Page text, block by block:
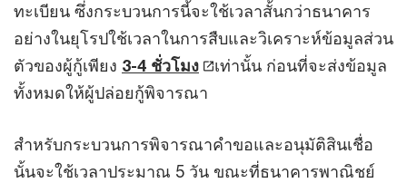
ทะเบียน ซึ่งกระบวนการนี้จะใช้เวลาสั้นกว่าธนาคาร
อย่างในยุโรปใช้เวลาในการสืบและวิเคราะห์ข้อมูลส่วน
ตัวของผู้กู้เพียง 3-4 ชั่วโมง
เท่านั้น ก่อนที่จะส่งข้อมูล
ทั้งหมดให้ผู้ปล่อยกู้พิจารณา
สำหรับกระบวนการพิจารณาคำขอและอนุมัติสินเชื่อ
นั้นจะใช้เวลาประมาณ 5 วัน ขณะที่ธนาคารพาณิชย์